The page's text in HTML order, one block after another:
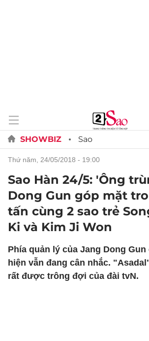
SHOWBIZ Sao
thứ năm, 24/05/2018 - 19:00
Sao Hàn 24/5: 'Ông
Dong Gun góp mặt
tấn cùng 2 sao trẻ
Ki và Kim Ji Won
Phía quản lý của Jang Dong
hiện vẫn đang cân nhắc.
rất được trông đợi của đài tvN.